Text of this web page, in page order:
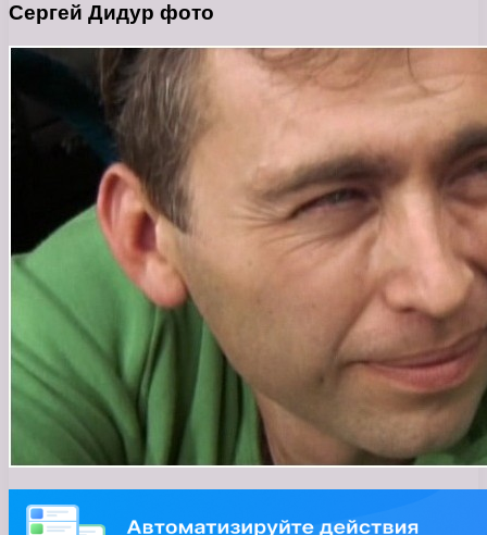
Сергей Дидур фото